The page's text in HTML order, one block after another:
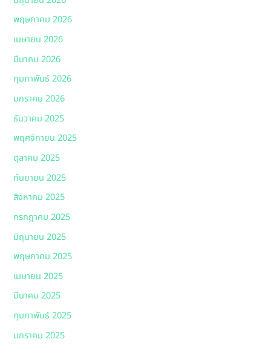
พฤษภาคม 2026
เมษายน 2026
มีนาคม 2026
กุมภาพันธ์ 2026
มกราคม 2026
ธันวาคม 2025
พฤศจิกายน 2025
ตุลาคม 2025
กันยายน 2025
สิงหาคม 2025
กรกฎาคม 2025
มิถุนายน 2025
พฤษภาคม 2025
เมษายน 2025
มีนาคม 2025
กุมภาพันธ์ 2025
มกราคม 2025